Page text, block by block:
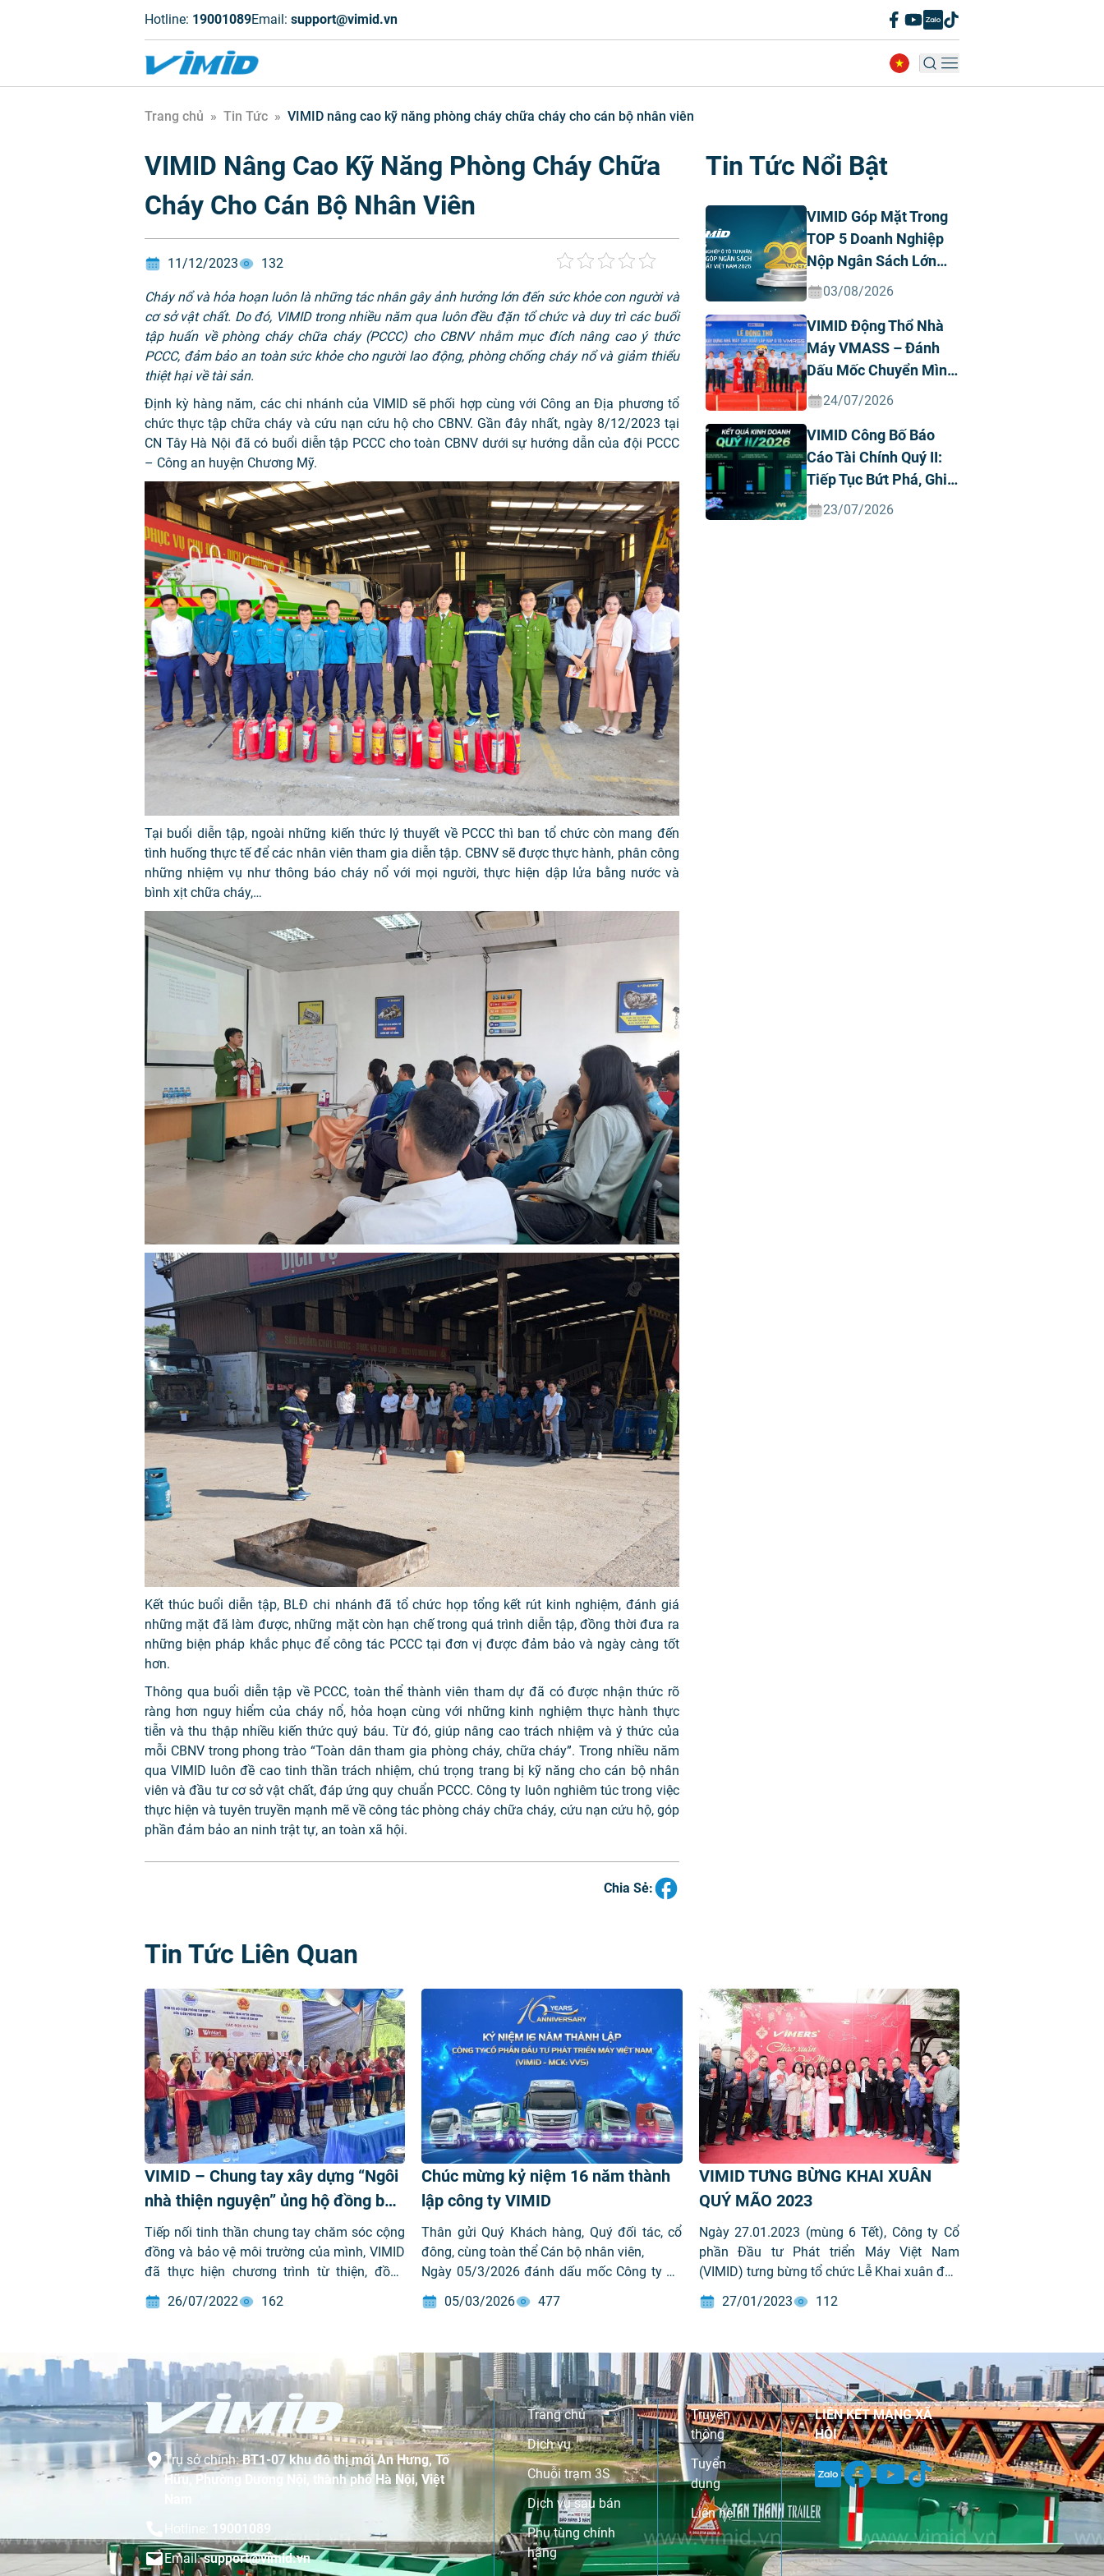
Hotline: 19001089Email: support@vimid.vn
Trang chủ » Tin Tức » VIMID nâng cao kỹ năng phòng cháy chữa cháy cho cán bộ nhân viên
VIMID Nâng Cao Kỹ Năng Phòng Cháy Chữa
Cháy Cho Cán Bộ Nhân Viên
11/12/2023 132
Cháy nổ và hỏa hoạn luôn là những tác nhân gây ảnh hưởng lớn đến sức khỏe con người và
cơ sở vật chất. Do đó, VIMID trong nhiều năm qua luôn đều đặn tổ chức và duy trì các buổi
tập huấn về phòng cháy chữa cháy (PCCC) cho CBNV nhằm mục đích nâng cao ý thức
PCCC, đảm bảo an toàn sức khỏe cho người lao động, phòng chống cháy nổ và giảm thiểu
thiệt hại về tài sản.
Định kỳ hàng năm, các chi nhánh của VIMID sẽ phối hợp cùng với Công an Địa phương tổ
chức thực tập chữa cháy và cứu nạn cứu hộ cho CBNV. Gần đây nhất, ngày 8/12/2023 tại
CN Tây Hà Nội đã có buổi diễn tập PCCC cho toàn CBNV dưới sự hướng dẫn của đội PCCC
– Công an huyện Chương Mỹ.
Tại buổi diễn tập, ngoài những kiến thức lý thuyết về PCCC thì ban tổ chức còn mang đến
tình huống thực tế để các nhân viên tham gia diễn tập. CBNV sẽ được thực hành, phân công
những nhiệm vụ như thông báo cháy nổ với mọi người, thực hiện dập lửa bằng nước và
bình xịt chữa cháy,…
Kết thúc buổi diễn tập, BLĐ chi nhánh đã tổ chức họp tổng kết rút kinh nghiệm, đánh giá
những mặt đã làm được, những mặt còn hạn chế trong quá trình diễn tập, đồng thời đưa ra
những biện pháp khắc phục để công tác PCCC tại đơn vị được đảm bảo và ngày càng tốt
hơn.
Thông qua buổi diễn tập về PCCC, toàn thể thành viên tham dự đã có được nhận thức rõ
ràng hơn nguy hiểm của cháy nổ, hỏa hoạn cùng với những kinh nghiệm thực hành thực
tiễn và thu thập nhiều kiến thức quý báu. Từ đó, giúp nâng cao trách nhiệm và ý thức của
mỗi CBNV trong phong trào “Toàn dân tham gia phòng cháy, chữa cháy”. Trong nhiều năm
qua VIMID luôn đề cao tinh thần trách nhiệm, chú trọng trang bị kỹ năng cho cán bộ nhân
viên và đầu tư cơ sở vật chất, đáp ứng quy chuẩn PCCC. Công ty luôn nghiêm túc trong việc
thực hiện và tuyên truyền mạnh mẽ về công tác phòng cháy chữa cháy, cứu nạn cứu hộ, góp
phần đảm bảo an ninh trật tự, an toàn xã hội.
Chia Sẻ:
Tin Tức Nổi Bật
VIMID Góp Mặt Trong
TOP 5 Doanh Nghiệp
Nộp Ngân Sách Lớn
Nhất Việt Nam Năm
Nhân
03/08/2026
VIMID Động Thổ Nhà
Máy VMASS – Đánh
Dấu Mốc Chuyển Mình
Chiến Lược
24/07/2026
VIMID Công Bố Báo
Cáo Tài Chính Quý II:
Tiếp Tục Bứt Phá, Ghi
Nhận Doanh Thu Và
23/07/2026
Tin Tức Liên Quan
VIMID – Chung tay xây dựng “Ngôi
nhà thiện nguyện” ủng hộ đồng bào
nghèo Nghệ An
Tiếp nối tinh thần chung tay chăm sóc cộng
đồng và bảo vệ môi trường của mình, VIMID
đã thực hiện chương trình từ thiện, đồng
hành ủng hộ đồng bào nghèo Nghệ An trong
việc xây dựng “NGÔI NHÀ THIỆN NGUYỆN”.
26/07/2022 162
Chúc mừng kỷ niệm 16 năm thành
lập công ty VIMID
Thân gửi Quý Khách hàng, Quý đối tác, cổ
đông, cùng toàn thể Cán bộ nhân viên,
Ngày 05/3/2026 đánh dấu mốc Công ty Cổ
phần Đầu tư Phát triển Máy Việt Nam (VIMID
– MCK: VVS) chính thức bước sang tuổi thứ
Khách hàng, Quý đối tác, cổ đông, cùng toàn
thể CBNV VIMID, đã tin tưởng và đồng hành
cùng chúng tôi trong suốt thời gian qua.
05/03/2026 477
VIMID TƯNG BỪNG KHAI XUÂN
QUÝ MÃO 2023
Ngày 27.01.2023 (mùng 6 Tết), Công ty Cổ
phần Đầu tư Phát triển Máy Việt Nam
(VIMID) tưng bừng tổ chức Lễ Khai xuân đón
năm mới. Sự kiện diễn ra rộn ràng nhưng
không kém phần ấm áp với sự tham gia của
(CBNV VIMID vui […]
27/01/2023 112
Trụ sở chính:BT1-07 khu đô thị mới An Hưng, Tố
Hữu, Phường Dương Nội, thành phố Hà Nội, Việt
Hotline: 19001089
Email:support@vimid.vn
Trang chủ
Dịch vụ
Chuỗi trạm 3S
Dịch vụ sau bán
Phụ tùng chính
hãng
Truyền
thông
Tuyển
dụng
Liên hệ
LIÊN KẾT MẠNG XÃ
HỘI